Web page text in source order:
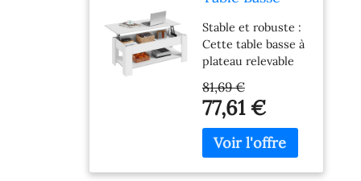
de Salon avec
Porte-Revues
Table de Salle à
Manger
Industrielle
pour Salon
Chambre 120 x
59 x 49,5 cm
Stable et robuste :
Cette table basse à
plateau relevable
MDF classé E1 avec
placage résistant à
l'eau et à l'usure,
permettant une
utilisation à long
81,69 €
77,61 €